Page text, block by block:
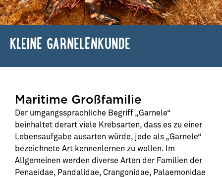
KLEINE GARNELENKUNDE
Maritime Großfamilie
Der umgangssprachliche Begriff „Garnele“
beinhaltet derart viele Krebsarten, dass es zu einer
Lebensaufgabe ausarten würde, jede als „Garnele“
bezeichnete Art kennenlernen zu wollen. Im
Allgemeinen werden diverse Arten der Familien der
Penaeidae, Pandalidae, Crangonidae, Palaemonidae